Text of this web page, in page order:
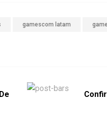
gamescom latam